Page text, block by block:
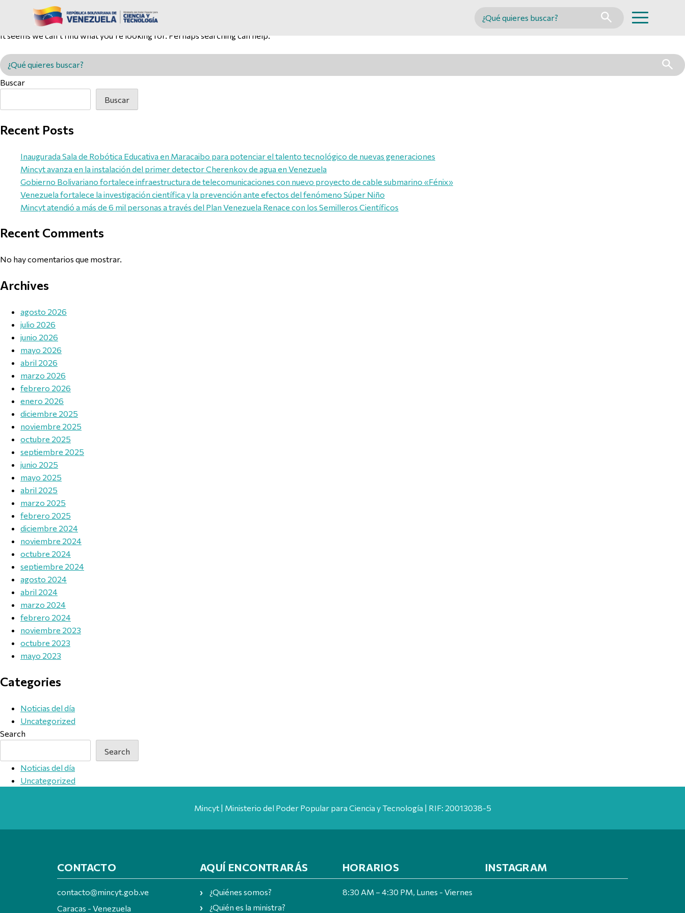
Buscar en MINCYT
Nothing Found
It seems we can’t find what you’re looking for. Perhaps searching can help.
Buscar en MINCYT
Buscar
Buscar
Recent Posts
Inaugurada Sala de Robótica Educativa en Maracaibo para potenciar el talento tecnológico de nuevas generaciones
Mincyt avanza en la instalación del primer detector Cherenkov de agua en Venezuela
Gobierno Bolivariano fortalece infraestructura de telecomunicaciones con nuevo proyecto de cable submarino «Fénix»
Venezuela fortalece la investigación científica y la prevención ante efectos del fenómeno Súper Niño
Mincyt atendió a más de 6 mil personas a través del Plan Venezuela Renace con los Semilleros Científicos
Recent Comments
No hay comentarios que mostrar.
Archives
agosto 2026
julio 2026
junio 2026
mayo 2026
abril 2026
marzo 2026
febrero 2026
enero 2026
diciembre 2025
noviembre 2025
octubre 2025
septiembre 2025
junio 2025
mayo 2025
abril 2025
marzo 2025
febrero 2025
diciembre 2024
noviembre 2024
octubre 2024
septiembre 2024
agosto 2024
abril 2024
marzo 2024
febrero 2024
noviembre 2023
octubre 2023
mayo 2023
Categories
Noticias del día
Uncategorized
Search
Search
Noticias del día
Uncategorized
Mincyt | Ministerio del Poder Popular para Ciencia y Tecnología | RIF: 20013038-5
CONTACTO
contacto@mincyt.gob.ve
Caracas - Venezuela
AQUÍ ENCONTRARÁS
¿Quiénes somos?
¿Quién es la ministra?
HORARIOS
8:30 AM – 4:30 PM, Lunes - Viernes
INSTAGRAM